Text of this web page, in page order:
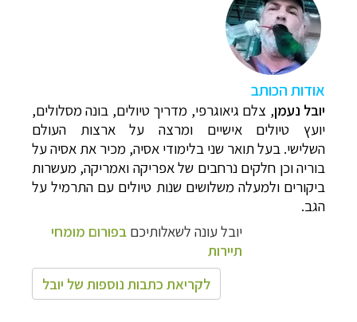
אודות הכותב
יובל נעמן, צלם גיאוגרפי, מדריך טיולים, בונה מסלולים,
יועץ טיולים אישיים ומרצה על ארצות העולם
השלישי. בעל תואר שני בלימודי אסיה, מכיר את אסיה על
בוריה וכן חלקים נרחבים של אפריקה ואמריקה, מעשרות
ביקורים ולמעלה משלושים שנות טיולים עם התרמיל על
הגב.
יובל עונה לשאלותיכם בפורום מומחי
תיירות
לקריאת כתבות נוספות של יובל